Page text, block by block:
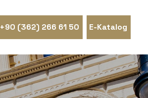
+90 (362) 266 61 50 E-Katalog